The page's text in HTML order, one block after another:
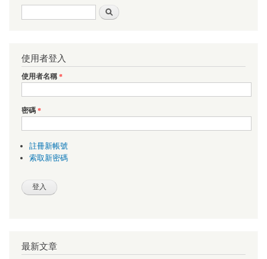
搜尋表單
使用者登入
使用者名稱*
密碼*
註冊新帳號
索取新密碼
最新文章